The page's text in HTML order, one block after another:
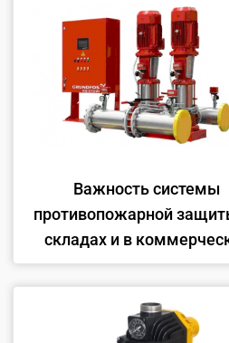
Важность системы
противопожарной
складах и в
помещениях